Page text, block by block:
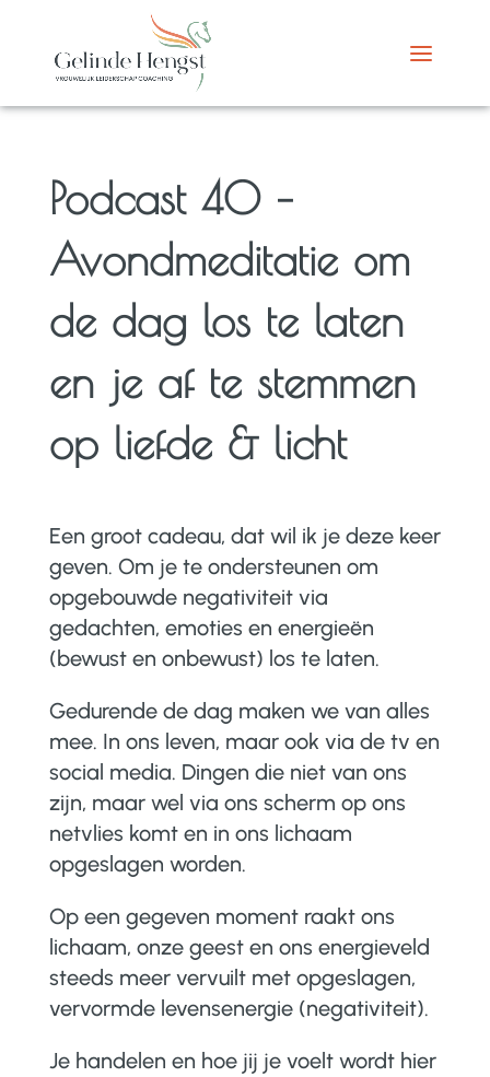
Podcast 40 –
Avondmeditatie om
de dag los te laten
en je af te stemmen
op liefde & licht
Een groot cadeau, dat wil ik je deze keer
geven. Om je te ondersteunen om
opgebouwde negativiteit via
gedachten, emoties en energieën
(bewust en onbewust) los te laten.
Gedurende de dag maken we van alles
mee. In ons leven, maar ook via de tv en
social media. Dingen die niet van ons
zijn, maar wel via ons scherm op ons
netvlies komt en in ons lichaam
opgeslagen worden.
Op een gegeven moment raakt ons
lichaam, onze geest en ons energieveld
steeds meer vervuilt met opgeslagen,
vervormde levensenergie (negativiteit).
Je handelen en hoe jij je voelt wordt hier